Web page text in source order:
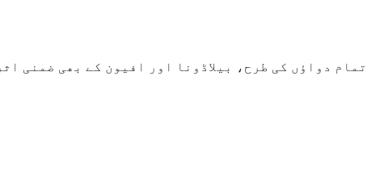
تمام دواؤں کی طرح، بیلاڈونا اور افیون کے بھی ضمنی